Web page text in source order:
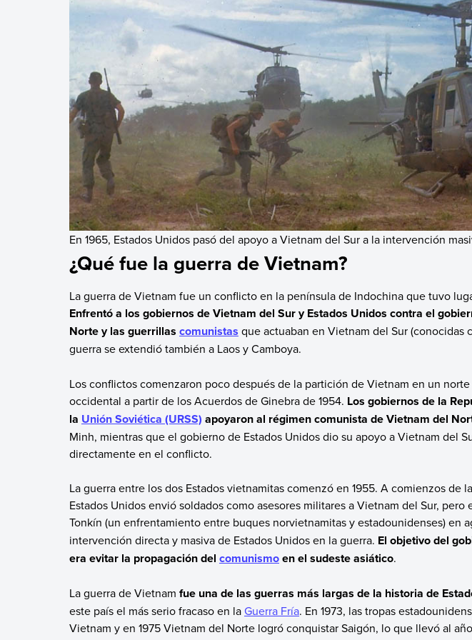
En 1965, Estados Unidos pasó del apoyo a Vietnam del Sur a la intervención
¿Qué fue la guerra de Vietnam?
La guerra de Vietnam fue un conflicto en la península de Indochina que tuvo
Enfrentó a los gobiernos de Vietnam del Sur y Estados Unidos contra el
Norte y las guerrillas comunistas que actuaban en Vietnam del Sur (conocidas
guerra se extendió también a Laos y Camboya.
Los conflictos comenzaron poco después de la partición de Vietnam en un
occidental a partir de los Acuerdos de Ginebra de 1954. Los gobiernos de la
la Unión Soviética (URSS) apoyaron al régimen comunista de Vietnam del
Minh, mientras que el gobierno de Estados Unidos dio su apoyo a Vietnam del
directamente en el conflicto.
La guerra entre los dos Estados vietnamitas comenzó en 1955. A comienzos de
Estados Unidos envió soldados como asesores militares a Vietnam del Sur,
Tonkín (un enfrentamiento entre buques norvietnamitas y estadounidenses)en
intervención directa y masiva de Estados Unidos en la guerra. El objetivo del
era evitar la propagación del comunismoen el sudeste asiático.
La guerra de Vietnam fue una de las guerras más largas de la historia de
este país el más serio fracaso en la Guerra Fría. En 1973, las tropas
Vietnam y en 1975 Vietnam del Norte logró conquistar Saigón, lo que llevó al